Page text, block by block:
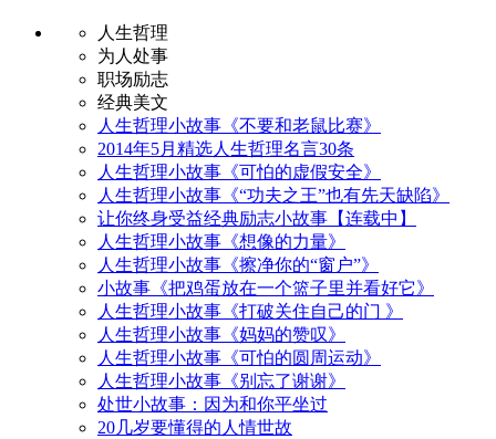
人生哲理
为人处事
职场励志
经典美文
人生哲理小故事《不要和老鼠比赛》
2014年5月精选人生哲理名言30条
人生哲理小故事《可怕的虚假安全》
人生哲理小故事《“功夫之王”也有先天缺陷》
让你终身受益经典励志小故事【连载中】
人生哲理小故事《想像的力量》
人生哲理小故事《擦净你的“窗户”》
小故事《把鸡蛋放在一个篮子里并看好它》
人生哲理小故事《打破关住自己的门 》
人生哲理小故事《妈妈的赞叹》
人生哲理小故事《可怕的圆周运动》
人生哲理小故事《别忘了谢谢》
处世小故事：因为和你平坐过
20几岁要懂得的人情世故